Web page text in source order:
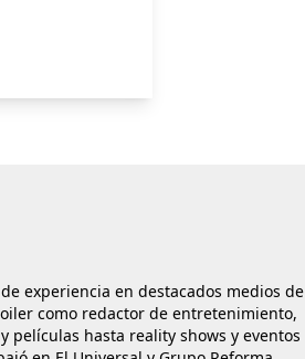
experiencia en destacados medios de
como redactor de entretenimiento,
películas hasta reality shows y eventos